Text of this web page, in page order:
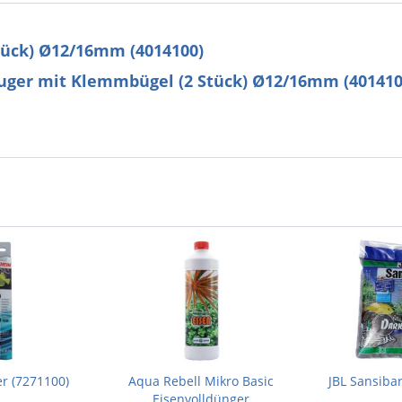
Ø12/16mm (4014100)
mit Klemmbügel (2 Stück) Ø12/16mm
(7271100)
Aqua Rebell Mikro Basic
JBL